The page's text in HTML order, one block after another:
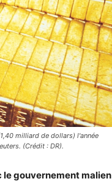
milliard de dollars) l'année
(Crédit : DR).
le gouvernement malien